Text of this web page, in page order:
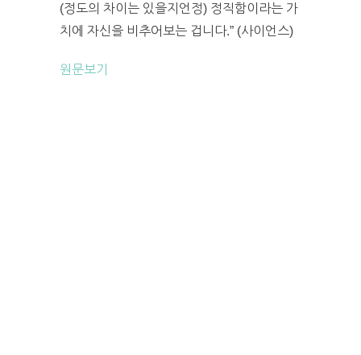
(정도의 차이는 있을지언정) 정직함이라는 가
치에 자신을 비추어보는 겁니다.” (사이언스)
원문보기